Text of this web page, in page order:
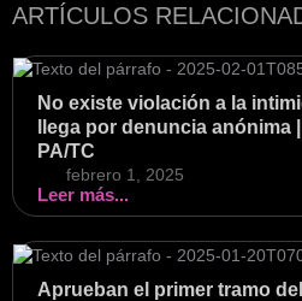
ARTÍCULOS
No existe violación a la
llega por denuncia anónima |
PA/TC
febrero 1, 2025
Leer más...
Aprueban el primer tramo